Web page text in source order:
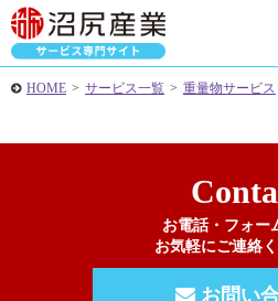
HOME > サービス一覧 > 重量物サービス
お電話・フォー
お気軽にご連絡く
お問い